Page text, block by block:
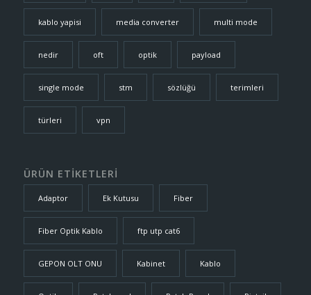
kablo yapisi media converter multi mode
nedir oft optik payload
single mode stm sözlüğü terimleri
türleri vpn
ÜRÜN ETİKETLERİ
Adaptor Ek Kutusu Fiber
Fiber Optik Kablo ftp utp cat6
GEPON OLT ONU Kabinet Kablo